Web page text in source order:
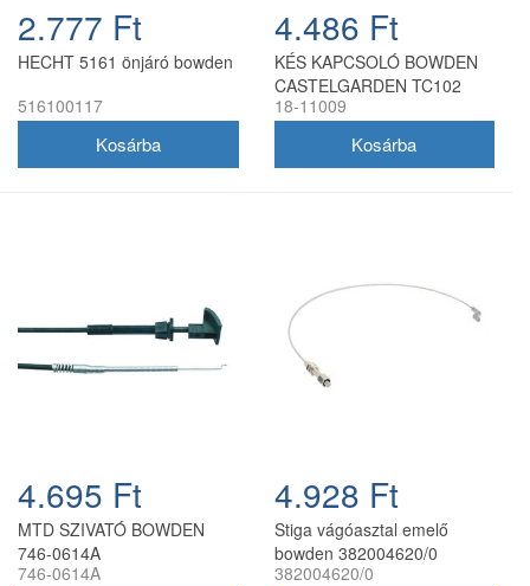
2.777 Ft
HECHT 5161 önjáró bowden
516100117
4.486 Ft
KÉS KAPCSOLÓ BOWDEN
CASTELGARDEN TC102
18-11009
4.695 Ft
MTD SZIVATÓ BOWDEN
746-0614A
746-0614A
4.928 Ft
Stiga vágóasztal emelő
bowden 382004620/0
382004620/0